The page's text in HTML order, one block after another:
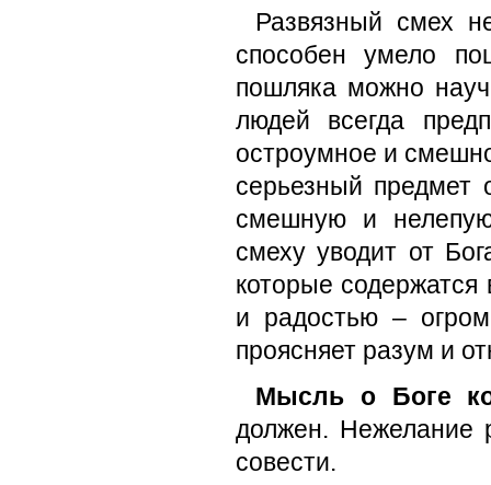
Развязный смех
способен умело
пошляка можно
людей всегда
остроумное и
серьезный
смешную и нелепую
смеху уводит от
которые
и радостью –
проясняет разум и
Мысль о Боге
должен. Нежелание
совести.